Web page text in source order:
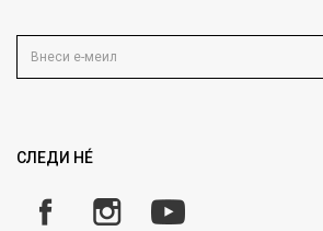
Кариера
Како да купите
Замена и рефундација на производи
Плаќање
СЛЕДИ НÉ